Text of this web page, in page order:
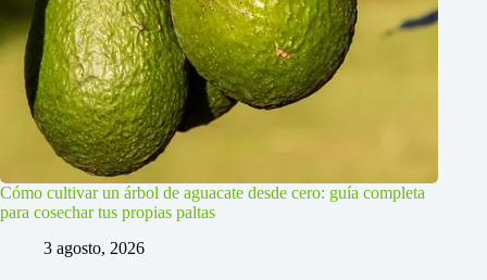
Cómo cultivar un árbol de aguacate desde cero: guía completa
para cosechar tus propias paltas
3 agosto, 2026